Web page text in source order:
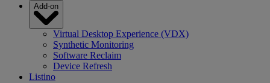
Add-on
Virtual Desktop Experience (VDX)
Synthetic Monitoring
Software Reclaim
Device Refresh
Listino